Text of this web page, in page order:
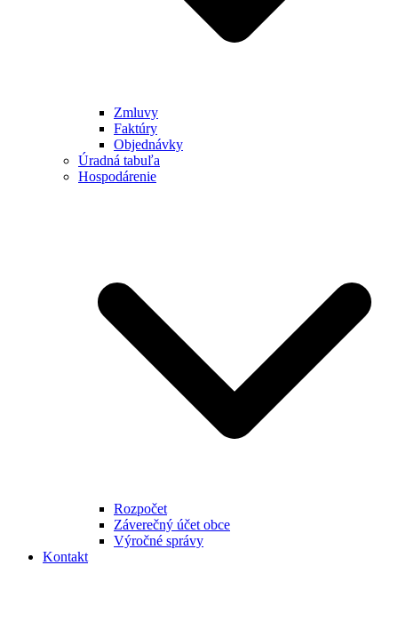
Zmluvy
Faktúry
Objednávky
Úradná tabuľa
Hospodárenie
Rozpočet
Záverečný účet obce
Výročné správy
Kontakt